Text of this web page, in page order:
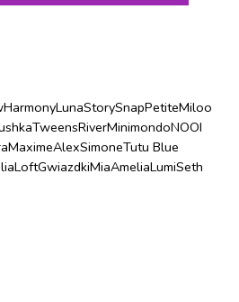
HarmonyLunaStorySnapPetiteMiloo
TweensRiverMinimondoNOOI
MaximeAlexSimoneTutu Blue
LoftGwiazdkiMiaAmeliaLumiSeth